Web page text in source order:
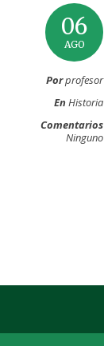
06
AGO
Porprofesor
EnHistoria
Comentarios
Ninguno